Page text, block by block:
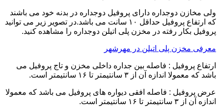
ولی مخازن دوجداره دارای پروفیل دوجداره در بدنه خود می باشند
که ارتفاع پروفیل حداقل ۱۰ سانت می باشد.در تصویر زیر می توانید
پروفیل بکار رفته در مخزن پلی اتیلن دوجداره را مشاهده کنید.
معرفی مخزن پلی اتیلن در مهرشهر
ارتفاع پروفیل : فاصله بین جداره داخلی مخزن و تاج پروفیل می
باشد که معمولا اندازه آن از ۳ سانتیمتر تا ۱۶ سانتیمتر است.
عرض پروفیل : فاصله افقی دیواره های پروفیل می باشد که معمولا
اندازه آن از ۳ سانتیمتر تا ۱۶ سانتیمتر است.